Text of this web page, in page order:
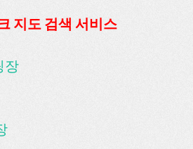
지도 검색 서비스
장